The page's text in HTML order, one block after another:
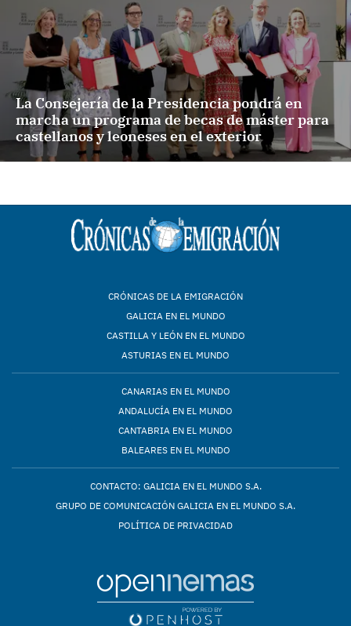
La Consejería de la Presidencia pondrá en
marcha un programa de becas de máster para
castellanos y leoneses en el exterior
CRÓNICAS DE LA EMIGRACIÓN
GALICIA EN EL MUNDO
CASTILLA Y LEÓN EN EL MUNDO
ASTURIAS EN EL MUNDO
CANARIAS EN EL MUNDO
ANDALUCÍA EN EL MUNDO
CANTABRIA EN EL MUNDO
BALEARES EN EL MUNDO
CONTACTO: GALICIA EN EL MUNDO S.A.
GRUPO DE COMUNICACIÓN GALICIA EN EL MUNDO S.A.
POLÍTICA DE PRIVACIDAD